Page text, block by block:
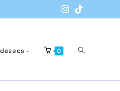
- 0 Alternar